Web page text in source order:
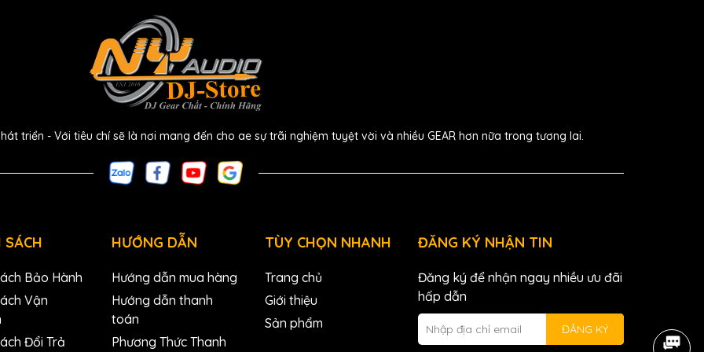
stereo và tất cả 6 bus aux
hoặc 31-band graphic equalizer
không dây an toàn và ổn định
kiểm soát đầy đủ mix của ae
kiểm soát trên máy tính Mac, Windows và Linux
qua bất kỳ control surface nào với MIDI 5 pin
triển - Với tiêu chí sẽ là nơi mang đến cho ae sự trãi nghiệm tuyệt vời và nhiều GEAR hơn nữa trong tương lai.
SÁCH
Bảo Hành
Vận
Đổi Trả
HƯỚNG DẪN
Hướng dẫn mua hàng
Hướng dẫn thanh
toán
Phương Thức Thanh
TÙY CHỌN NHANH
Trang chủ
Giới thiệu
Sản phẩm
ĐĂNG KÝ NHẬN TIN
Đăng ký để nhận ngay nhiều ưu đãi
hấp dẫn
ĐĂNG KÝ